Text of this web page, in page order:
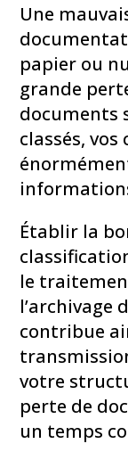
Une
papier ou
grande
documents
classés,
Établir la
le
l’archivage
contribue
votre
perte de
un temps